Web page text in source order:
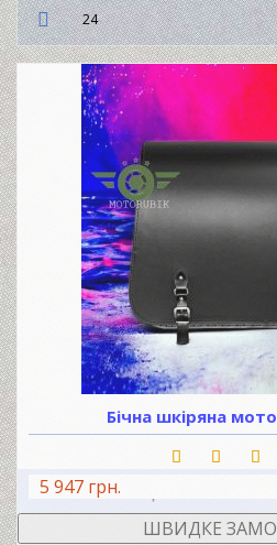
24
Бічна шкіряна
5 947 грн.
ШВИДКЕ